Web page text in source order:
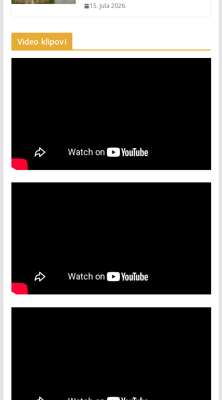
15. Jula 2026.
Video klipovi